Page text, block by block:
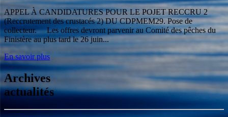
APPEL À CANDIDATURES POUR LE POJET RECCRU 2
(Reccrutement des crustacés 2) DU CDPMEM29. Pose de
collecteur. Les offres devront parvenir au Comité des pêches du
Finistère au plus tard le 26 juin...
En savoir plus
Archives
actualités